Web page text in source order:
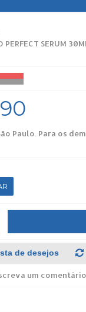
SERUM 30ML
Paulo. Para os
de desejos
um comentário